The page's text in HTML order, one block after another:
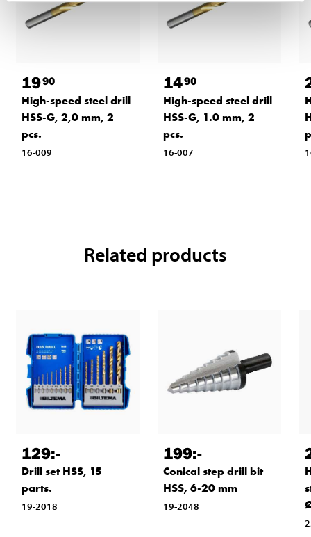
1990
High-speed steel drill
HSS-G, 2,0 mm, 2
pcs.
16-009
1490
High-speed steel drill
HSS-G, 1.0 mm, 2
pcs.
16-007
Related products
129:-
Drill set HSS, 15
parts.
19-2018
199:-
Conical step drill bit
HSS, 6-20 mm
19-2048